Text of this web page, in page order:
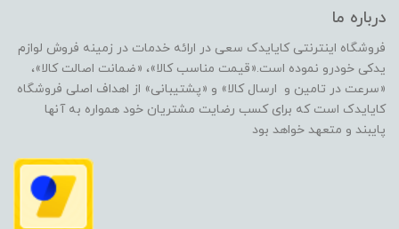
درباره ما
فروشگاه اینترنتی کایایدک سعی در ارائه خدمات در زمینه فروش لوازم
یدکی خودرو نموده است.«قیمت مناسب کالا»، «ضمانت اصالت کالا»،
«سرعت در تامین و ارسال کالا» و «پشتیبانی» از اهداف اصلی فروشگاه
کایایدک است که برای کسب رضایت مشتریان خود همواره به آنها
پایبند و متعهد خواهد بود